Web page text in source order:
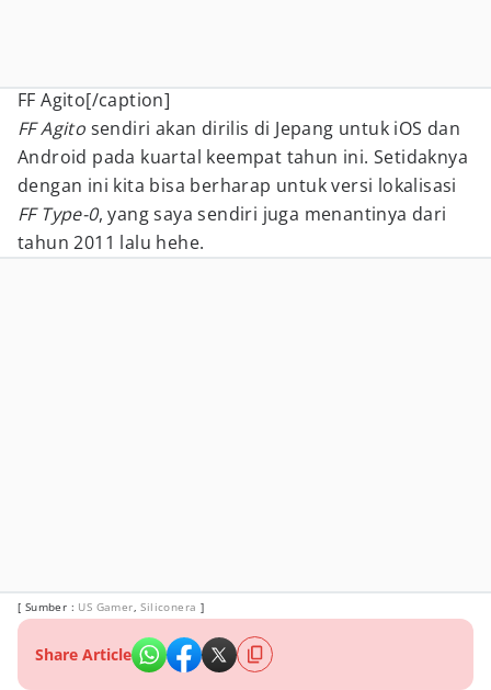
FF Agito[/caption]
FF Agito sendiri akan dirilis di Jepang untuk iOS dan
Android pada kuartal keempat tahun ini. Setidaknya
dengan ini kita bisa berharap untuk versi lokalisasi
FF Type-0, yang saya sendiri juga menantinya dari
tahun 2011 lalu hehe.
[ Sumber : US Gamer,Siliconera ]
Share Article